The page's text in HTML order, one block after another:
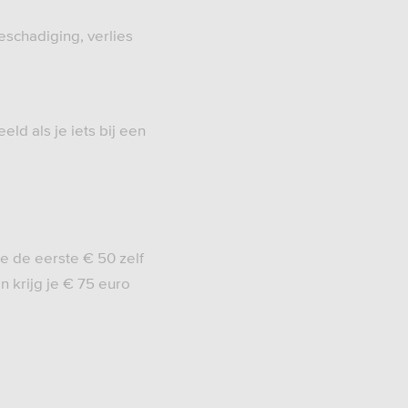
verlies
als je iets bij een
de eerste € 50 zelf
krijg je € 75 euro